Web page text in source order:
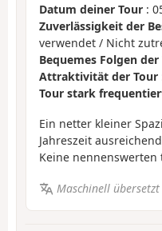
Datum deiner Tour :
Zuverlässigkeit der
verwendet / Nicht
Bequemes Folgen der
Attraktivität der Tour
Tour stark
Ein netter kleiner
Jahreszeit
Keine
Maschinell übersetzt